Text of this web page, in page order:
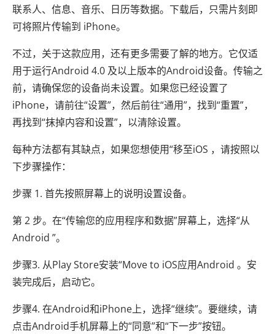
联系人、信息、音乐、日历等数据。下载后，只需片刻即
可将照片传输到 iPhone。
不过，关于这款应用，还有更多需要了解的地方。它仅适
用于运行Android 4.0 及以上版本的Android设备。传输之
前，请确保您的设备尚未设置。如果您已经设置了
iPhone，请前往“设置”，然后前往“通用”，找到“重置”，
再找到“抹掉内容和设置”，以清除设置。
每种方法都有其缺点，如果您想使用“移至iOS ，请按照以
下步骤操作：
步骤 1. 首先按照屏幕上的说明设置设备。
第 2 步。在“传输您的应用程序和数据”屏幕上，选择“从
Android ”。
步骤3. 从Play Store安装“Move to iOS应用Android 。安
装完成后，启动它。
步骤4. 在Android和iPhone上，选择“继续”。要继续，请
点击Android手机屏幕上的“同意”和“下一步”按钮。